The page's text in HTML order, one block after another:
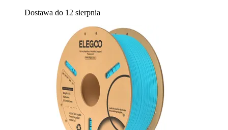
Dostawa do 12 sierpnia